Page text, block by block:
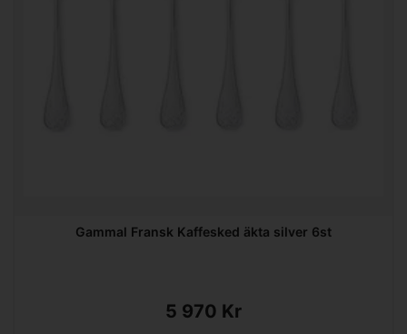
Gammal Fransk Kaffesked äkta silver 6st
5 970 Kr